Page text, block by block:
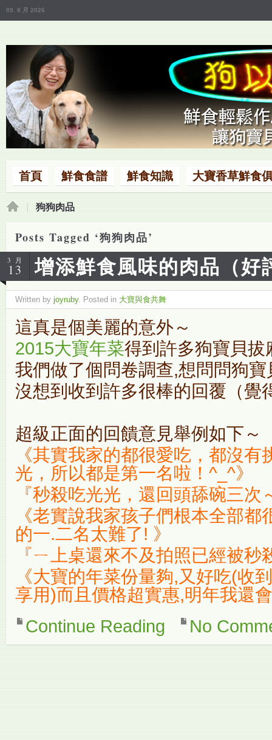
09. 8 月 2026
首頁 鮮食食譜 鮮食知識 大寶香草鮮食
狗狗肉品
Posts Tagged ‘狗狗肉品’
3 月
13 增添鮮食風味的肉品（好
Written by joyruby. Posted in 大寶與食共舞
這真是個美麗的意外～
2015大寶年菜得到許多狗寶貝拔
我們做了個問卷調查,想問問狗
沒想到收到許多很棒的回覆（覺
超級正面的回饋意見舉例如下～
《其實我家的都很愛吃，都沒
光，所以都是第一名啦！^_^》
『秒殺吃光光，還回頭舔碗三次
《老實說我家孩子們根本全部
的一.二名太難了! 》
『ㄧ上桌還來不及拍照已經被秒
《大寶的年菜份量夠,又好吃(收
享用)而且價格超實惠,明年我還
Continue Reading
No